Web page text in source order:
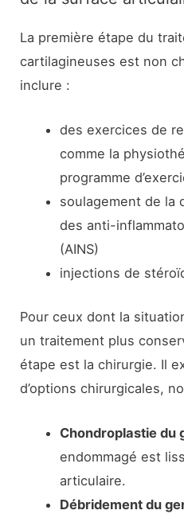
La première étape du
cartilagineuses est non
inclure :
des exercices de
comme la
programme
soulagement de la
des anti-
(AINS)
injections de
Pour ceux dont la
un traitement plus
étape est la chirurgie. Il
d’options chirurgicales,
Chondroplastie du
endommagé est
articulaire.
Débridement du